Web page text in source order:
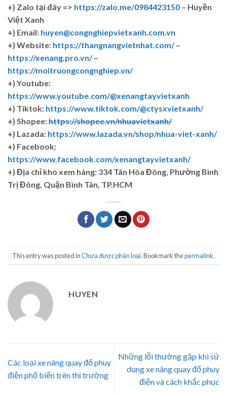
+) Zalo tại đây => https://zalo.me/0984423150 – Huyền
Việt Xanh
+) Email: huyen@congnghiepvietxanh.com.vn
+) Website: https://thangnangvietnhat.com/–
https://xenang.pro.vn/–
https://moitruongcongnghiep.vn/
+) Youtube:
https://www.youtube.com/@xenangtayvietxanh
+) Tiktok: https://www.tiktok.com/@ctysxvietxanh/
+) Shopee:https://shopee.vn/nhuavietxanh/
+) Lazada: https://www.lazada.vn/shop/nhua-viet-xanh/
+) Facebook:
https://www.facebook.com/xenangtayvietxanh/
+) Địa chỉ kho xem hàng: 334 Tân Hòa Đông, Phường Bình
Trị Đông, Quận Bình Tân, TP.HCM
This entry was posted inChưa được phân loại. Bookmark thepermalink.
HUYEN
Các loại xe nâng quay đổ phuy
điện phổ biến trên thị trường
Những lỗi thường gặp khi sử
dụng xe nâng quay đổ phuy
điện và cách khắc phục